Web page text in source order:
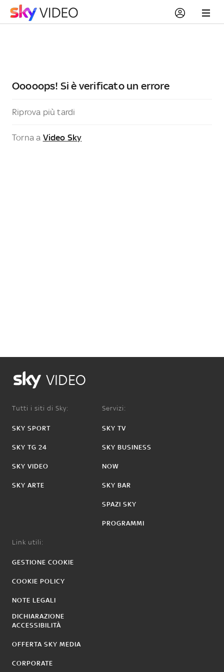
Ooooops! Si è verificato un errore
Riprova più tardi
Torna a Video Sky
VIDEO
Tutti i siti di Sky:
SKY SPORT
SKY TG 24
SKY VIDEO
SKY ARTE
Servizi:
SKY TV
SKY BUSINESS
NOW
SKY BAR
SPAZI SKY
PROGRAMMI
Link utili:
GESTIONE COOKIE
COOKIE POLICY
NOTE LEGALI
DICHIARAZIONE
ACCESSIBILITÀ
OFFERTA SKY MEDIA
CORPORATE